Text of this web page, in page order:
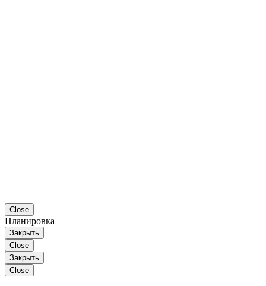
Close
Планировка
Закрыть
Close
Закрыть
Close